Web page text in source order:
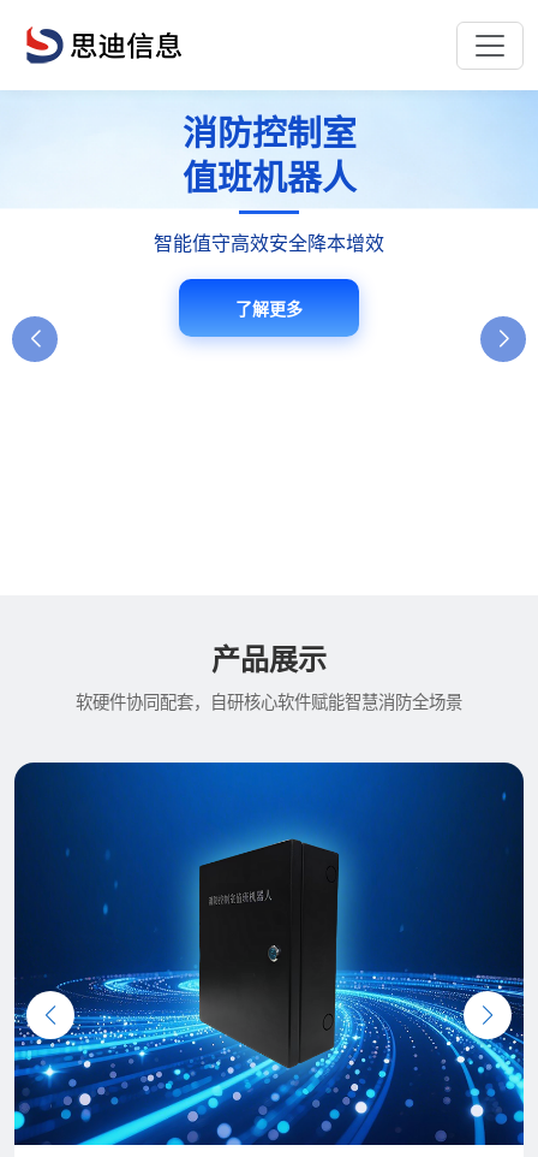
E管服消防
安全管理平台
一站式消防管理服务平台
了解更多
远程值守平台
接警中心
单人值班·远程管控·智能告警·远程值守
了解更多
消防控制室
值班机器人
智能值守高效安全降本增效
了解更多
产品展示
软硬件协同配套，自研核心软件赋能智慧消防全场景